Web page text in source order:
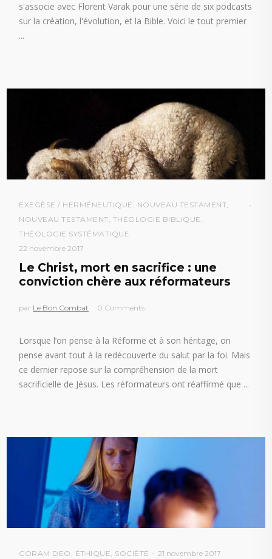
s'associe avec Florent Varak pour une série de six podcasts
sur la création, l'évolution, et la Bible. Voici le tout premier
EXEGÈSE / HERMÉNEUTIQUE , NOUVEAU TESTAMENT,
NOUVEAU TESTAMENT, THÉOLOGIE BIBLIQUE ,
THÉOLOGIE SYSTÉMATIQUE
22 novembre 2017
Le Christ, mort en sacrifice : une
conviction chère aux réformateurs
par Le Bon Combat 0 Comments
Lorsque l’on pense à la Réforme et à son héritage, on
pense avant tout à la redécouverte du salut par la foi. Mais
ce dernier repose sur la compréhension de la mort
sacrificielle de Jésus. Les réformateurs ont réaffirmé que
CORAM DEO , ÉTHIQUE, SOCIÉTÉ 21 novembre 2017